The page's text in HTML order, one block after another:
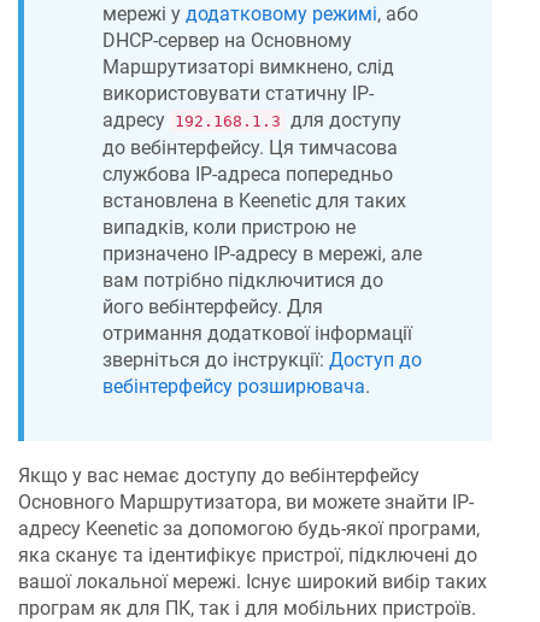
мережі у додатковому режимі, або
DHCP-сервер на Основному
Маршрутизаторі вимкнено, слід
використовувати статичну IP-
адресу 192.168.1.3 для доступу
до вебінтерфейсу. Ця тимчасова
службова IP-адреса попередньо
встановлена в Keenetic для таких
випадків, коли пристрою не
призначено IP-адресу в мережі, але
вам потрібно підключитися до
його вебінтерфейсу. Для
отримання додаткової інформації
зверніться до інструкції: Доступ до
вебінтерфейсу розширювача.
Якщо у вас немає доступу до вебінтерфейсу
Основного Маршрутизатора, ви можете знайти IP-
адресу Keenetic за допомогою будь-якої програми,
яка сканує та ідентифікує пристрої, підключені до
вашої локальної мережі. Існує широкий вибір таких
програм як для ПК, так і для мобільних пристроїв.